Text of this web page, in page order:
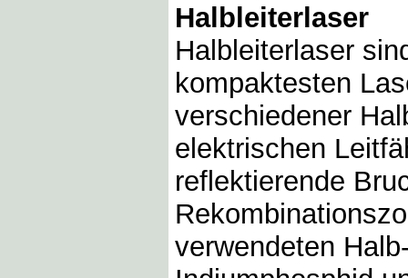
Halbleiterlaser
Halbleiterlaser
kompaktesten
verschiedener
elektrischen
reflektierende
verwendeten